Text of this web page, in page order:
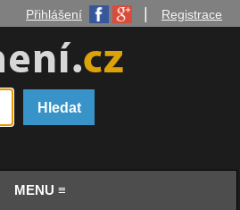
Přihlášení Registrace
MENU ≡